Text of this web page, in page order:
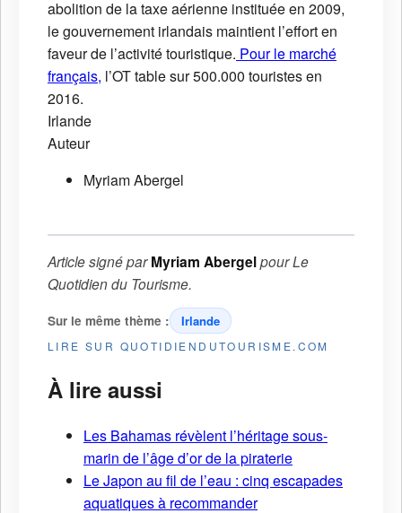
abolition de la taxe aérienne instituée en 2009,
le gouvernement irlandais maintient l’effort en
faveur de l’activité touristique. Pour le marché
français, l’OT table sur 500.000 touristes en
2016.
Irlande
Auteur
Myriam Abergel
Article signé parMyriam AbergelpourLe
Quotidien du Tourisme.
Sur le même thème : Irlande
LIRE SUR QUOTIDIENDUTOURISME.COM
À lire aussi
Les Bahamas révèlent l’héritage sous-
marin de l’âge d’or de la piraterie
Le Japon au fil de l’eau : cinq escapades
aquatiques à recommander